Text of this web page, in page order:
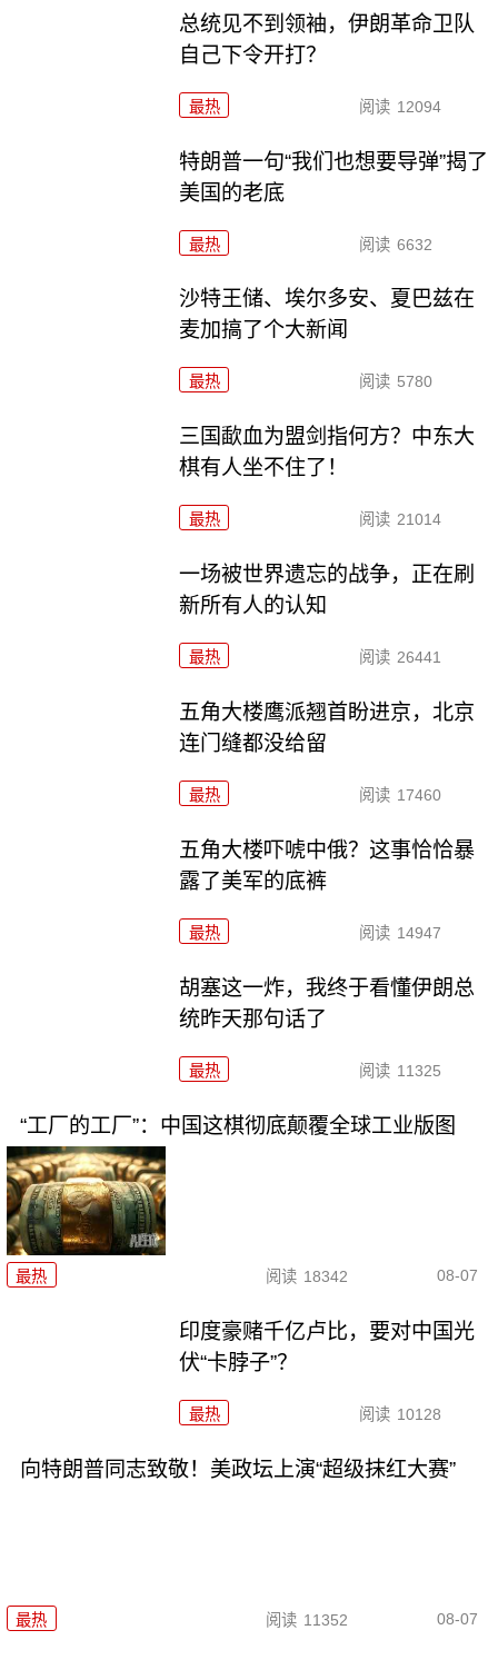
总统见不到领袖，伊朗革命卫队
自己下令开打？
最热 阅读 12094
特朗普一句“我们也想要导弹”揭了
美国的老底
最热 阅读 6632
沙特王储、埃尔多安、夏巴兹在
麦加搞了个大新闻
最热 阅读 5780
三国歃血为盟剑指何方？中东大
棋有人坐不住了！
最热 阅读 21014
一场被世界遗忘的战争，正在刷
新所有人的认知
最热 阅读 26441
五角大楼鹰派翘首盼进京，北京
连门缝都没给留
最热 阅读 17460
五角大楼吓唬中俄？这事恰恰暴
露了美军的底裤
最热 阅读 14947
胡塞这一炸，我终于看懂伊朗总
统昨天那句话了
最热 阅读 11325
“工厂的工厂”：中国这棋彻底颠覆全球工业版图
最热 阅读 18342 08-07
印度豪赌千亿卢比，要对中国光
伏“卡脖子”？
最热 阅读 10128
向特朗普同志致敬！美政坛上演“超级抹红大赛”
最热 阅读 11352 08-07